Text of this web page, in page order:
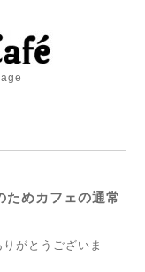
ためカフェの通常
がとうございま